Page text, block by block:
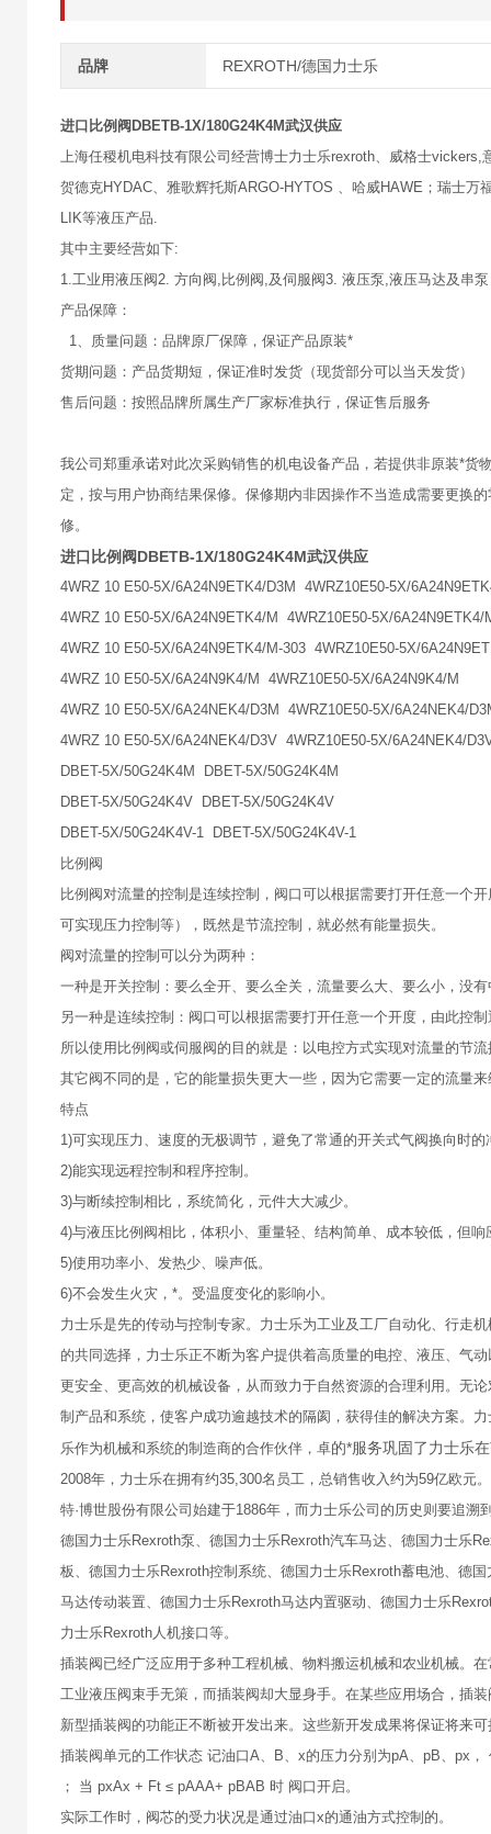
品牌 REXROTH/德国力士乐
进口比例阀DBETB-1X/180G24K4M武汉供应
上海任稷机电科技有限公司经营博士力士乐rexroth、威格士
贺德克HYDAC、雅歌辉托斯ARGO-HYTOS 、哈威HAWE；瑞士
LIK等液压产品.
其中主要经营如下:
1.工业用液压阀2. 方向阀,比例阀,及伺服阀3. 液压泵,液压马达及串
产品保障：
1、质量问题：品牌原厂保障，保证产品原装*
货期问题：产品货期短，保证准时发货（现货部分可以当天发货）
售后问题：按照品牌所属生产厂家标准执行，保证售后服务
我公司郑重承诺对此次采购销售的机电设备产品，若提供非原装*
定，按与用户协商结果保修。保修期内非因操作不当造成需要更换
修。
进口比例阀DBETB-1X/180G24K4M武汉供应
4WRZ 10 E50-5X/6A24N9ETK4/D3M 4WRZ10E50-5X/
4WRZ 10 E50-5X/6A24N9ETK4/M 4WRZ10E50-5X/
4WRZ 10 E50-5X/6A24N9ETK4/M-303 4WRZ10E50-5X/
4WRZ 10 E50-5X/6A24N9K4/M 4WRZ10E50-5X/6A24N9K4/M
4WRZ 10 E50-5X/6A24NEK4/D3M 4WRZ10E50-5X/6A24NEK4/
4WRZ 10 E50-5X/6A24NEK4/D3V 4WRZ10E50-5X/6A24NEK4/
DBET-5X/50G24K4M DBET-5X/50G24K4M
DBET-5X/50G24K4V DBET-5X/50G24K4V
DBET-5X/50G24K4V-1 DBET-5X/50G24K4V-1
比例阀
比例阀对流量的控制是连续控制，阀口可以根据需要打开任意一个
可实现压力控制等），既然是节流控制，就必然有能量损失。
阀对流量的控制可以分为两种：
一种是开关控制：要么全开、要么全关，流量要么大、要么小，没
另一种是连续控制：阀口可以根据需要打开任意一个开度，由此控
所以使用比例阀或伺服阀的目的就是：以电控方式实现对流量的节
其它阀不同的是，它的能量损失更大一些，因为它需要一定的流量
特点
1)可实现压力、速度的无极调节，避免了常通的开关式气阀换向时的
2)能实现远程控制和程序控制。
3)与断续控制相比，系统简化，元件大大减少。
4)与液压比例阀相比，体积小、重量轻、结构简单、成本较低，但
5)使用功率小、发热少、噪声低。
6)不会发生火灾，*。受温度变化的影响小。
力士乐是先的传动与控制专家。力士乐为工业及工厂自动化、行走
的共同选择，力士乐正不断为客户提供着高质量的电控、液压、气
更安全、更高效的机械设备，从而致力于自然资源的合理利用。无
制产品和系统，使客户成功逾越技术的隔阂，获得佳的解决方案。
乐作为机械和系统的制造商的合作伙伴，卓的*服务巩固了力士乐
2008年，力士乐在拥有约35,300名员工，总销售收入约为59亿欧元
特·博世股份有限公司始建于1886年，而力士乐公司的历史则要追溯
德国力士乐Rexroth泵、德国力士乐Rexroth汽车马达、德国力士乐
板、德国力士乐Rexroth控制系统、德国力士乐Rexroth蓄电池、德
马达传动装置、德国力士乐Rexroth马达内置驱动、德国力士乐
力士乐Rexroth人机接口等。
插装阀已经广泛应用于多种工程机械、物料搬运机械和农业机械。
工业液压阀束手无策，而插装阀却大显身手。在某些应用场合，插
新型插装阀的功能正不断被开发出来。这些新开发成果将保证将来
插装阀单元的工作状态 记油口A、B、x的压力分别为pA、pB、px
； 当 pxAx + Ft ≤ pAAA+ pBAB 时 阀口开启。
实际工作时，阀芯的受力状况是通过油口x的通油方式控制的。